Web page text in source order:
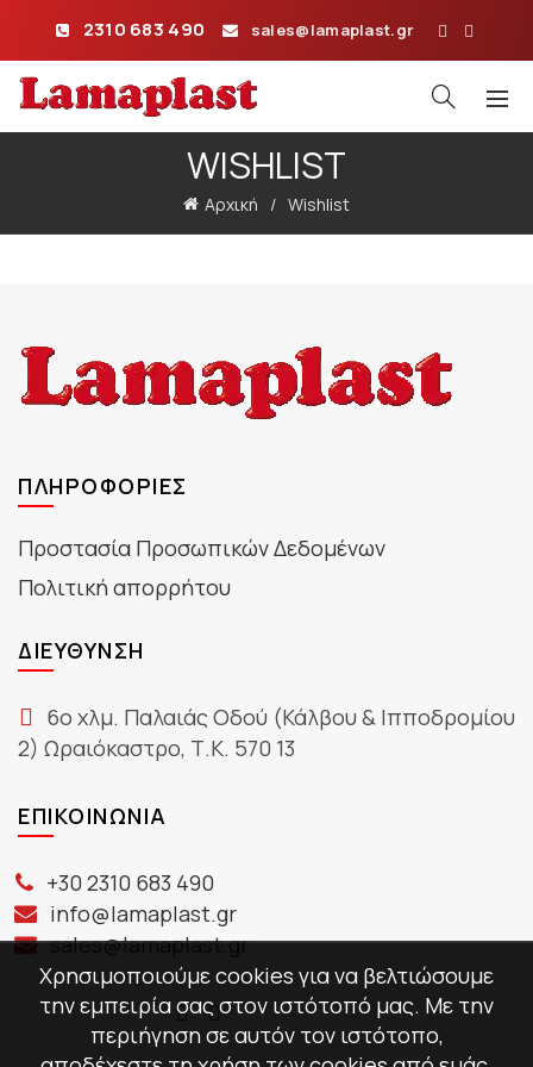
2310 683 490 sales@lamaplast.gr
WISHLIST
Αρχική Wishlist
ΠΛΗΡΟΦΟΡΊΕΣ
Προστασία Προσωπικών Δεδομένων
Πολιτική απορρήτου
ΔΙΕΎΘΥΝΣΗ
6ο χλμ. Παλαιάς Οδού (Κάλβου & Ιπποδρομίου
2) Ωραιόκαστρο, Τ.Κ. 570 13
ΕΠΙΚΟΙΝΩΝΊΑ
+30 2310 683 490
info@lamaplast.gr
sales@lamaplast.gr
Χρησιμοποιούμε cookies για να βελτιώσουμε
την εμπειρία σας στον ιστότοπό μας. Με την
περιήγηση σε αυτόν τον ιστότοπο,